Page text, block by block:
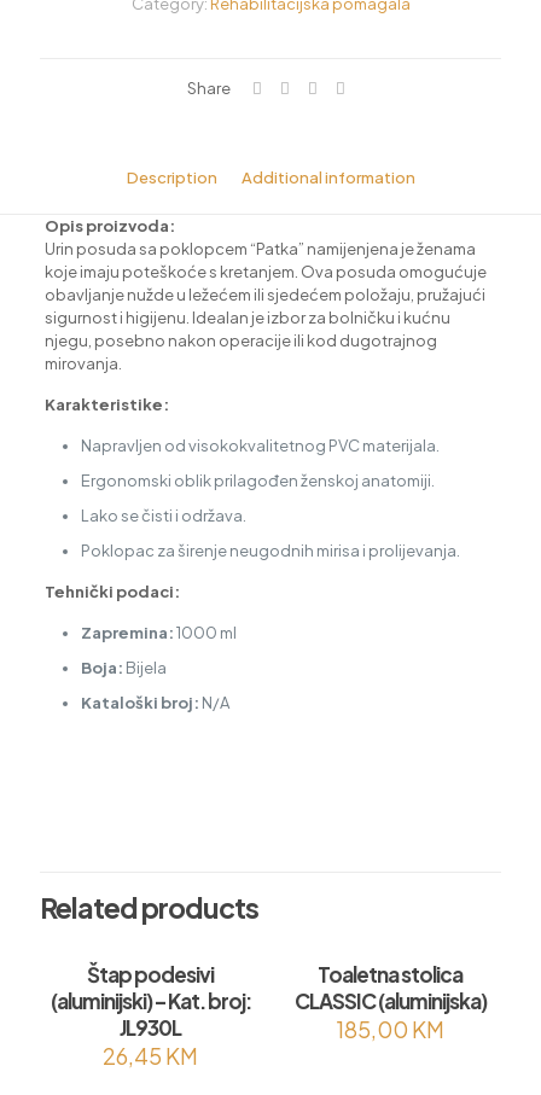
Share
Description Additional information
Opis proizvoda:
Urin posuda sa poklopcem “Patka” namijenjena je ženama
koje imaju poteškoće s kretanjem. Ova posuda omogućuje
obavljanje nužde u ležećem ili sjedećem položaju, pružajući
sigurnost i higijenu. Idealan je izbor za bolničku i kućnu
njegu, posebno nakon operacije ili kod dugotrajnog
mirovanja.
Karakteristike:
Napravljen od visokokvalitetnog PVC materijala.
Ergonomski oblik prilagođen ženskoj anatomiji.
Lako se čisti i održava.
Poklopac za širenje neugodnih mirisa i prolijevanja.
Tehnički podaci:
Zapremina:1000 ml
Boja: Bijela
Kataloški broj: N/A
Related products
Štap podesivi
(aluminijski) – Kat. broj:
JL930L
26,45 KM
Toaletna stolica
CLASSIC (aluminijska)
185,00 KM